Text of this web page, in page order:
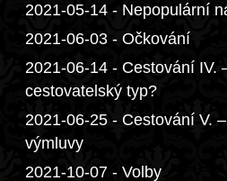
2021-05-14 - Nepopulární
2021-06-03 - Očkování
2021-06-14 - Cestování IV.
cestovatelský typ?
2021-06-25 - Cestování V.
výmluvy
2021-10-07 - Volby